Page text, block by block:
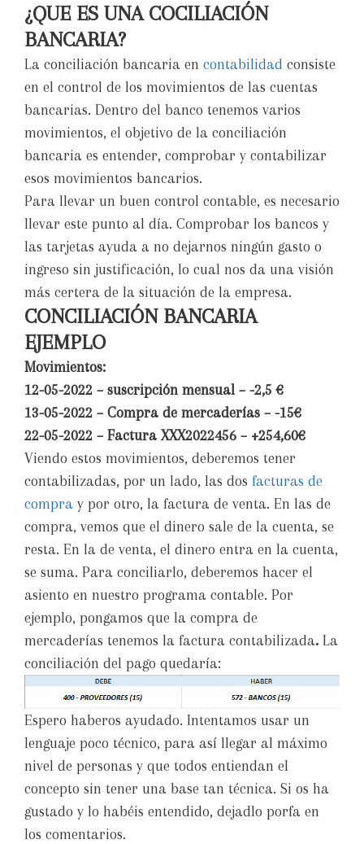
¿QUE ES UNA COCILIACIÓN
BANCARIA?
La conciliación bancaria en contabilidad consiste
en el control de los movimientos de las cuentas
bancarias. Dentro del banco tenemos varios
movimientos, el objetivo de la conciliación
bancaria es entender, comprobar y contabilizar
esos movimientos bancarios.
Para llevar un buen control contable, es necesario
llevar este punto al día. Comprobar los bancos y
las tarjetas ayuda a no dejarnos ningún gasto o
ingreso sin justificación, lo cual nos da una visión
más certera de la situación de la empresa.
CONCILIACIÓN BANCARIA
EJEMPLO
Movimientos:
12-05-2022 – suscripción mensual – -2,5 €
13-05-2022 – Compra de mercaderías – -15€
22-05-2022 – Factura XXX2022456 – +254,60€
Viendo estos movimientos, deberemos tener
contabilizadas, por un lado, las dos facturas de
compra y por otro, la factura de venta. En las de
compra, vemos que el dinero sale de la cuenta, se
resta. En la de venta, el dinero entra en la cuenta,
se suma. Para conciliarlo, deberemos hacer el
asiento en nuestro programa contable. Por
ejemplo, pongamos que la compra de
mercaderías tenemos la factura contabilizada. La
conciliación del pago quedaría:
Espero haberos ayudado. Intentamos usar un
lenguaje poco técnico, para así llegar al máximo
nivel de personas y que todos entiendan el
concepto sin tener una base tan técnica. Si os ha
gustado y lo habéis entendido, dejadlo porfa en
los comentarios.